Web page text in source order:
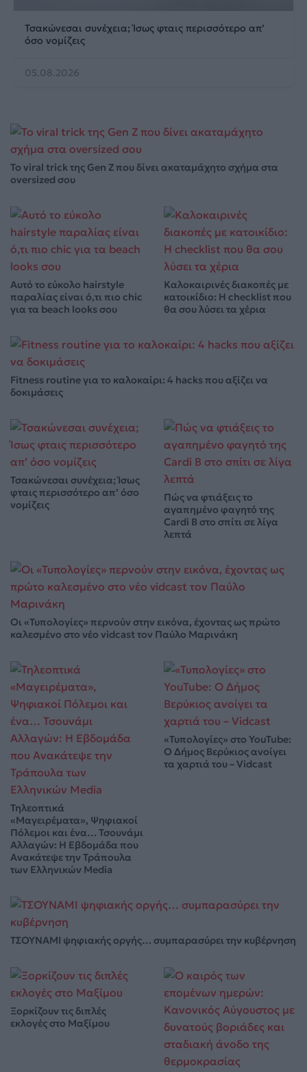
Τσακώνεσαι συνέχεια; Ίσως φταις περισσότερο απ’
όσο νομίζεις
05.08.2026
Το viral trick της Gen Z που δίνει ακαταμάχητο σχήμα στα
oversized σου
Αυτό το εύκολο hairstyle
παραλίας είναι ό,τι πιο chic
για τα beach looks σου
Καλοκαιρινές διακοπές με
κατοικίδιο: Η checklist που
θα σου λύσει τα χέρια
Fitness routine για το καλοκαίρι: 4 hacks που αξίζει να
δοκιμάσεις
Τσακώνεσαι συνέχεια; Ίσως
φταις περισσότερο απ’ όσο
νομίζεις
Πώς να φτιάξεις το
αγαπημένο φαγητό της
Cardi B στο σπίτι σε λίγα
λεπτά
Οι «Τυπολογίες» περνούν στην εικόνα, έχοντας ως πρώτο
καλεσμένο στο νέο vidcast τον Παύλο Μαρινάκη
Τηλεοπτικά
«Μαγειρέματα», Ψηφιακοί
Πόλεμοι και ένα… Τσουνάμι
Αλλαγών: Η Εβδομάδα που
Ανακάτεψε την Τράπουλα
των Ελληνικών Media
«Τυπολογίες» στο YouTube:
Ο Δήμος Βερύκιος ανοίγει
τα χαρτιά του – Vidcast
ΤΣΟΥΝΑΜΙ ψηφιακής οργής… συμπαρασύρει την κυβέρνηση
Ξορκίζουν τις διπλές
εκλογές στο Μαξίμου